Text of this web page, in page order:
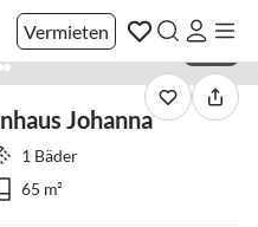
Vermieten
Johanna
1 Bäder
65 m²